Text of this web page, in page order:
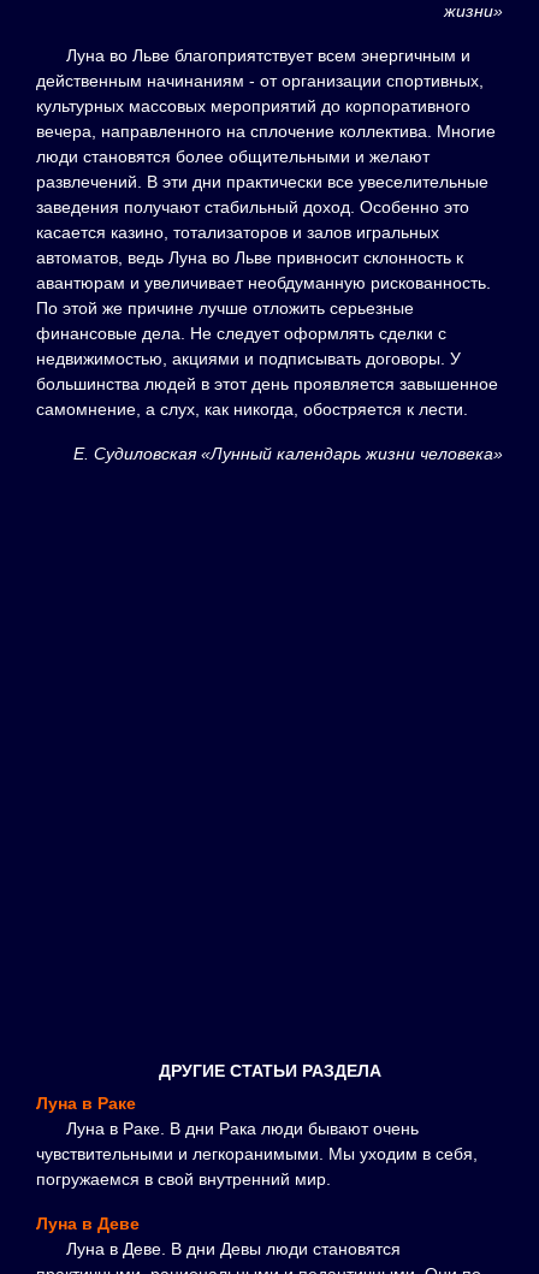
жизни»
Луна во Льве благоприятствует всем энергичным и
действенным начинаниям - от организации спортивных,
культурных массовых мероприятий до корпоративного
вечера, направленного на сплочение коллектива. Многие
люди становятся более общительными и желают
развлечений. В эти дни практически все увеселительные
заведения получают стабильный доход. Особенно это
касается казино, тотализаторов и залов игральных
автоматов, ведь Луна во Льве привносит склонность к
авантюрам и увеличивает необдуманную рискованность.
По этой же причине лучше отложить серьезные
финансовые дела. Не следует оформлять сделки с
недвижимостью, акциями и подписывать договоры. У
большинства людей в этот день проявляется завышенное
самомнение, а слух, как никогда, обостряется к лести.
Е. Судиловская «Лунный календарь жизни человека»
ДРУГИЕ СТАТЬИ РАЗДЕЛА
Луна в Раке
Луна в Раке. В дни Рака люди бывают очень
чувствительными и легкоранимыми. Мы уходим в себя,
погружаемся в свой внутренний мир.
Луна в Деве
Луна в Деве. В дни Девы люди становятся